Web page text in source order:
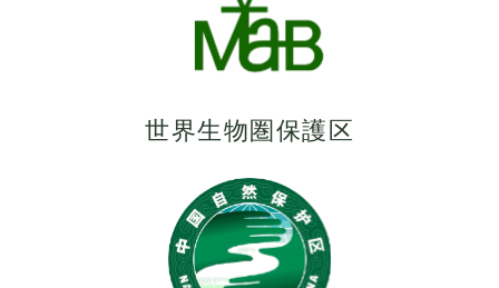
世界生物圏保護区